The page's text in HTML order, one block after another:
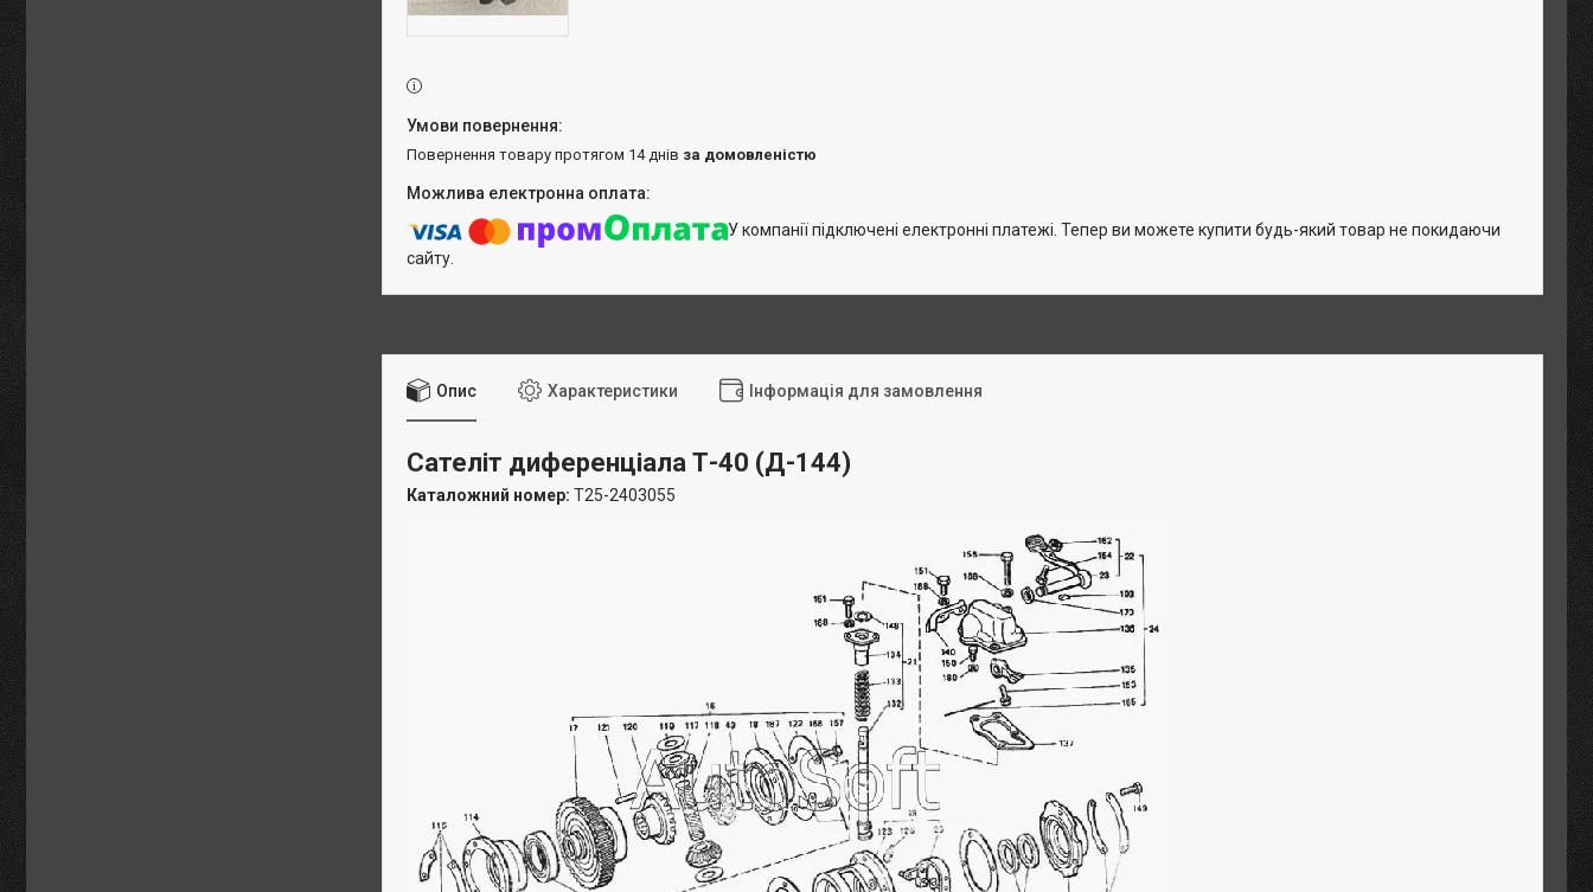
повернення товару протягом 14 днів за домовленістю
У компанії підключені електронні платежі. Тепер ви можете купити будь-який товар не покидаючи
сайту.
Опис Характеристики Інформація для замовлення
Сателіт диференціала Т-40 (Д-144)
Каталожний номер: Т25-2403055